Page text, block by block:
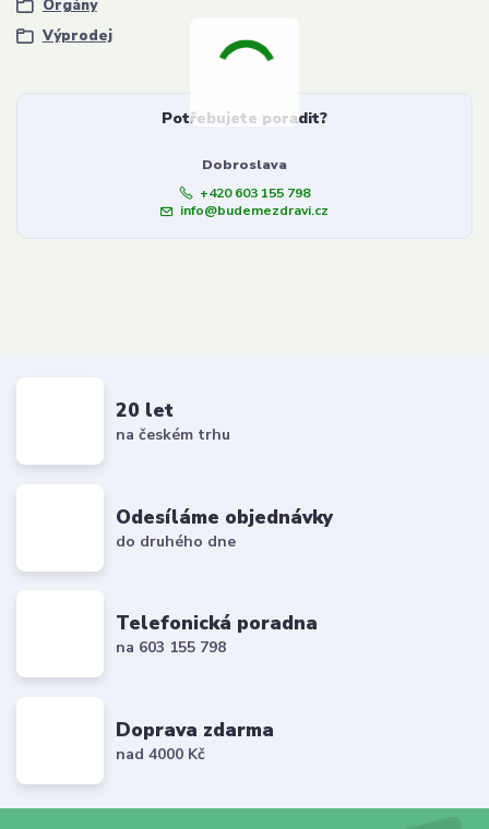
Orgány
Výprodej
Potřebujete poradit?
Dobroslava
+420 603 155 798
info@budemezdravi.cz
20 let
na českém trhu
Odesíláme objednávky
do druhého dne
Telefonická poradna
na 603 155 798
Doprava zdarma
nad 4000 Kč